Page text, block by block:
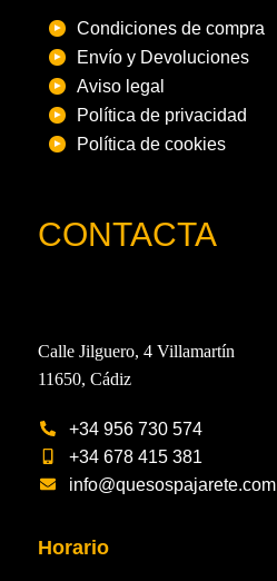
Condiciones de compra
Envío y Devoluciones
Aviso legal
Política de privacidad
Política de cookies
CONTACTA
Calle Jilguero, 4 Villamartín
11650, Cádiz
+34 956 730 574
+34 678 415 381
info@quesospajarete.com
Horario